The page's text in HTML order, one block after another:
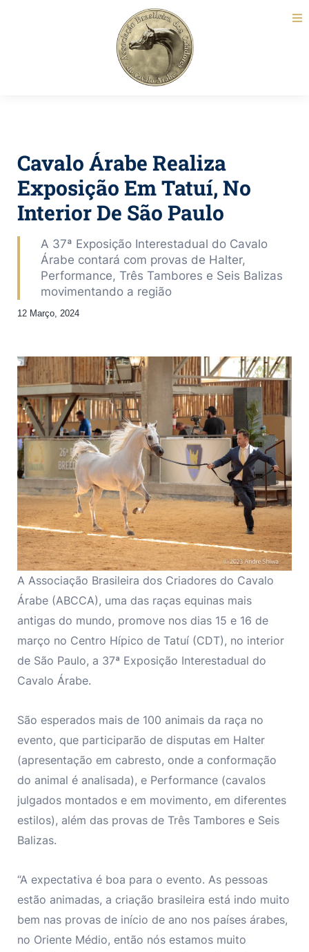
Cavalo Árabe Realiza
Exposição Em Tatuí, No
Interior De São Paulo
A 37ª Exposição Interestadual do Cavalo
Árabe contará com provas de Halter,
Performance, Três Tambores e Seis Balizas
movimentando a região
12 Março, 2024
A Associação Brasileira dos Criadores do Cavalo
Árabe (ABCCA), uma das raças equinas mais
antigas do mundo, promove nos dias 15 e 16 de
março no Centro Hípico de Tatuí (CDT), no interior
de São Paulo, a 37ª Exposição Interestadual do
Cavalo Árabe.
São esperados mais de 100 animais da raça no
evento, que participarão de disputas em Halter
(apresentação em cabresto, onde a conformação
do animal é analisada), e Performance (cavalos
julgados montados e em movimento, em diferentes
estilos), além das provas de Três Tambores e Seis
Balizas.
“A expectativa é boa para o evento. As pessoas
estão animadas, a criação brasileira está indo muito
bem nas provas de início de ano nos países árabes,
no Oriente Médio, então nós estamos muito